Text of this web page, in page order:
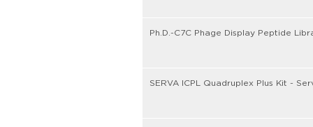
Ph.D.-C7C Phage Display Peptide
SERVA ICPL Quadruplex Plus Kit -